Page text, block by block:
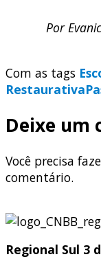
Por
Com as tags
Restaurativa
Deixe um
Você precisa
comentário.
Regional Sul 3